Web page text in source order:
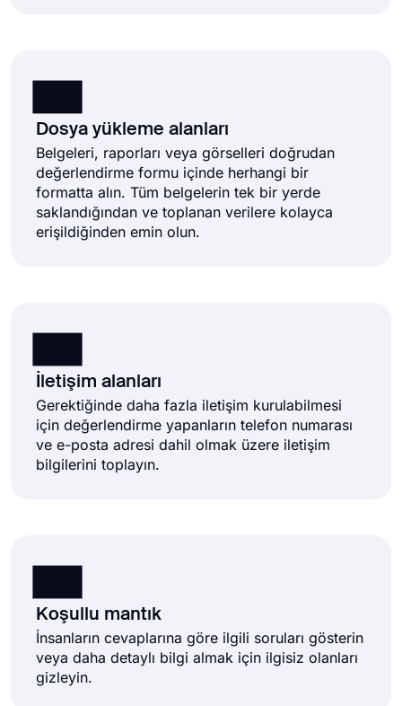
Dosya yükleme alanları
Belgeleri, raporları veya görselleri doğrudan
değerlendirme formu içinde herhangi bir
formatta alın. Tüm belgelerin tek bir yerde
saklandığından ve toplanan verilere kolayca
erişildiğinden emin olun.
İletişim alanları
Gerektiğinde daha fazla iletişim kurulabilmesi
için değerlendirme yapanların telefon numarası
ve e-posta adresi dahil olmak üzere iletişim
bilgilerini toplayın.
Koşullu mantık
İnsanların cevaplarına göre ilgili soruları gösterin
veya daha detaylı bilgi almak için ilgisiz olanları
gizleyin.